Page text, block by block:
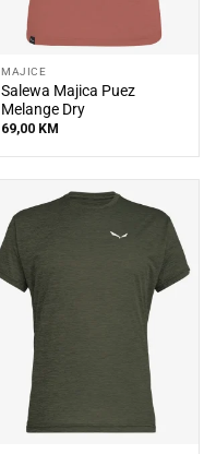
MAJICE
Salewa Majica Puez
Melange Dry
69,00 KM